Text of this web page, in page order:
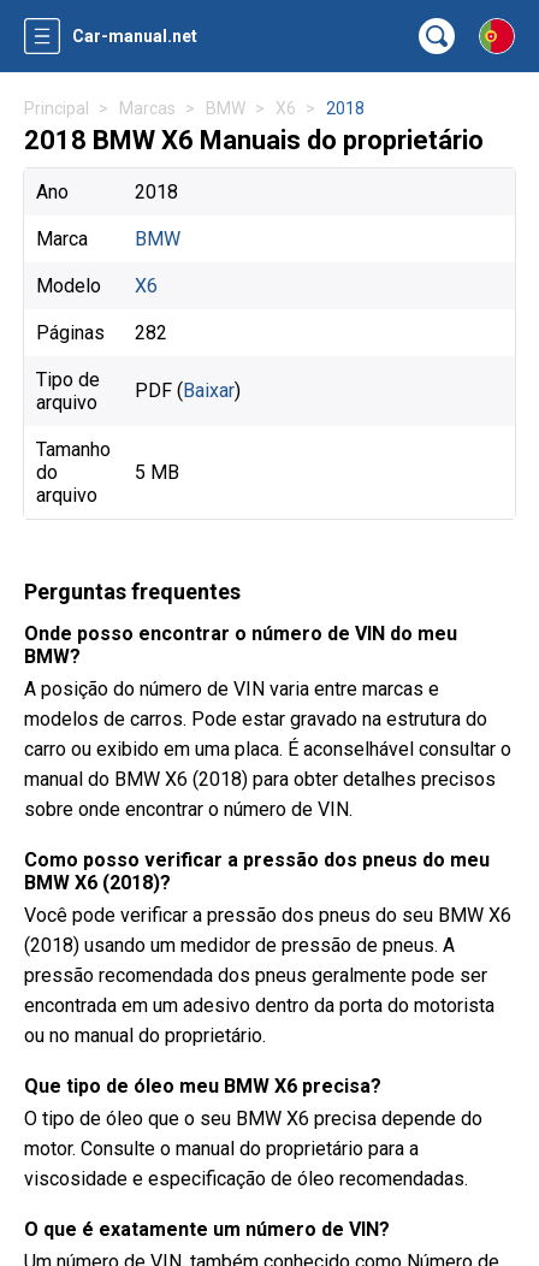
Car-manual.net
Principal Marcas BMW X6 2018
2018 BMW X6 Manuais do proprietário
Ano 2018
Marca BMW
Modelo X6
Páginas 282
Tipo de
arquivo
PDF (Baixar)
Tamanho
do
arquivo
5 MB
Perguntas frequentes
Onde posso encontrar o número de VIN do meu
BMW?
A posição do número de VIN varia entre marcas e
modelos de carros. Pode estar gravado na estrutura do
carro ou exibido em uma placa. É aconselhável consultar o
manual do BMW X6 (2018) para obter detalhes precisos
sobre onde encontrar o número de VIN.
Como posso verificar a pressão dos pneus do meu
BMW X6 (2018)?
Você pode verificar a pressão dos pneus do seu BMW X6
(2018) usando um medidor de pressão de pneus. A
pressão recomendada dos pneus geralmente pode ser
encontrada em um adesivo dentro da porta do motorista
ou no manual do proprietário.
Que tipo de óleo meu BMW X6 precisa?
O tipo de óleo que o seu BMW X6 precisa depende do
motor. Consulte o manual do proprietário para a
viscosidade e especificação de óleo recomendadas.
O que é exatamente um número de VIN?